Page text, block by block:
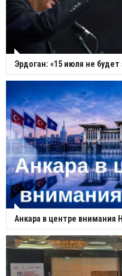
Эрдоган: «15 июля не
Анкара в центре внимания